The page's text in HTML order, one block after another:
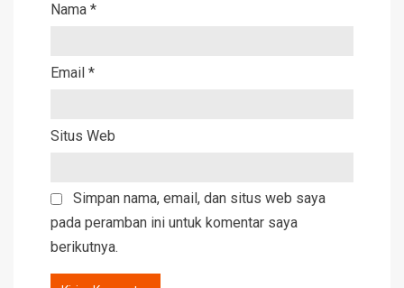
Nama *
Email *
Situs Web
Simpan nama, email, dan situs web saya
pada peramban ini untuk komentar saya
berikutnya.